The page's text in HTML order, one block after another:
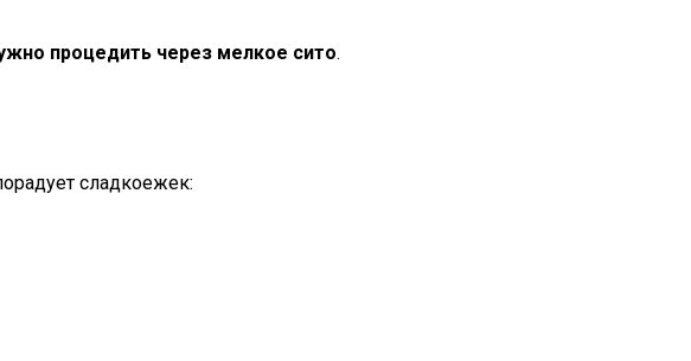
процедить через мелкое сито.
сладкоежек: